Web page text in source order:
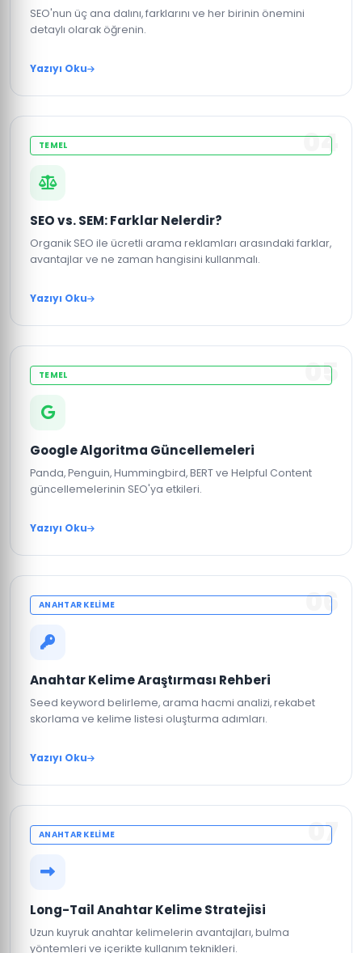
SEO'nun üç ana dalını, farklarını ve her birinin önemini
detaylı olarak öğrenin.
Yazıyı Oku
04
TEMEL
SEO vs. SEM: Farklar Nelerdir?
Organik SEO ile ücretli arama reklamları arasındaki farklar,
avantajlar ve ne zaman hangisini kullanmalı.
Yazıyı Oku
05
TEMEL
Google Algoritma Güncellemeleri
Panda, Penguin, Hummingbird, BERT ve Helpful Content
güncellemelerinin SEO'ya etkileri.
Yazıyı Oku
06
ANAHTAR KELIME
Anahtar Kelime Araştırması Rehberi
Seed keyword belirleme, arama hacmi analizi, rekabet
skorlama ve kelime listesi oluşturma adımları.
Yazıyı Oku
07
ANAHTAR KELIME
Long-Tail Anahtar Kelime Stratejisi
Uzun kuyruk anahtar kelimelerin avantajları, bulma
yöntemleri ve içerikte kullanım teknikleri.